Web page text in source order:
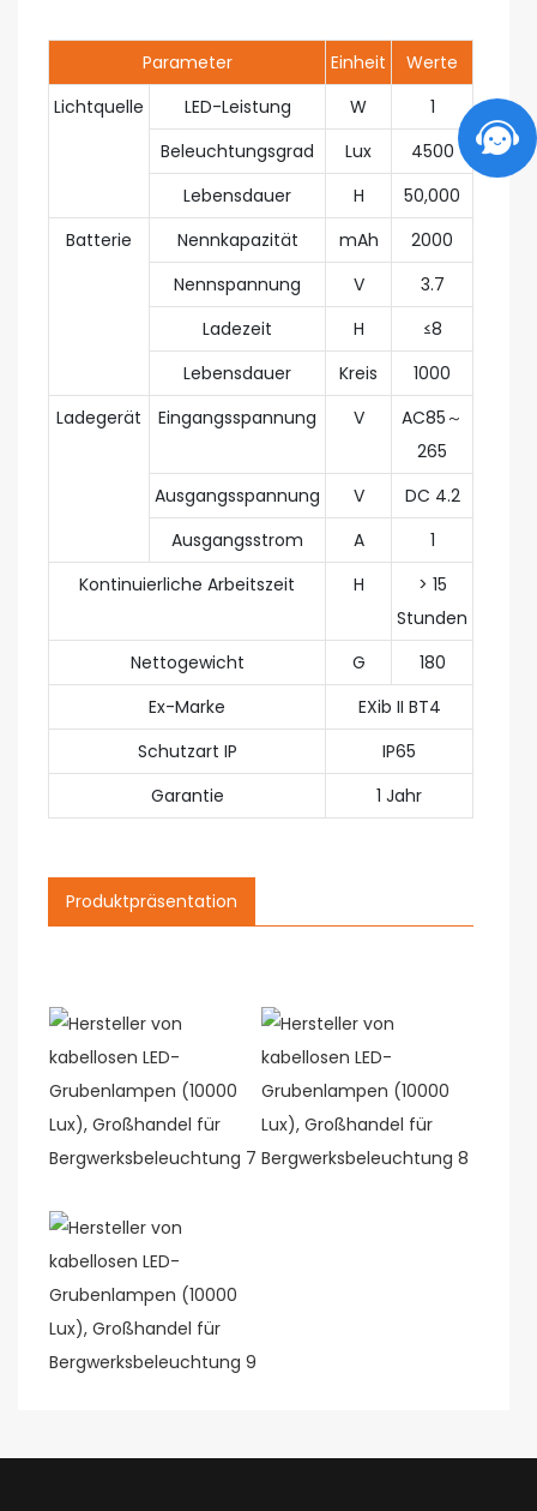
Parameter Einheit
Werte
Lichtquelle
LED-Leistung W
1
Beleuchtungsgrad
Lux
4500
Lebensdauer
H
50,000
Batterie
Nennkapazität mAh
2000
Nennspannung
V
3.7
Ladezeit
H
≤8
Lebensdauer
Kreis
1000
Ladegerät
Eingangsspannung V
AC85～
265
Ausgangsspannung
V
DC 4.2
Ausgangsstrom
A
1
Kontinuierliche Arbeitszeit
H
> 15
Stunden
Nettogewicht
G
180
Ex-Marke
EXib II BT4
Schutzart IP
IP65
Garantie
1 Jahr
Produktpräsentation